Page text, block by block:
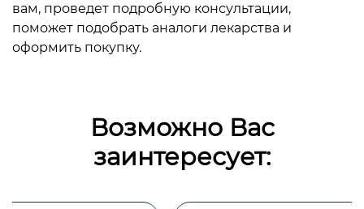
вам, проведет подробную консультации,
поможет подобрать аналоги лекарства и
оформить покупку.
Возможно Вас
заинтересует: